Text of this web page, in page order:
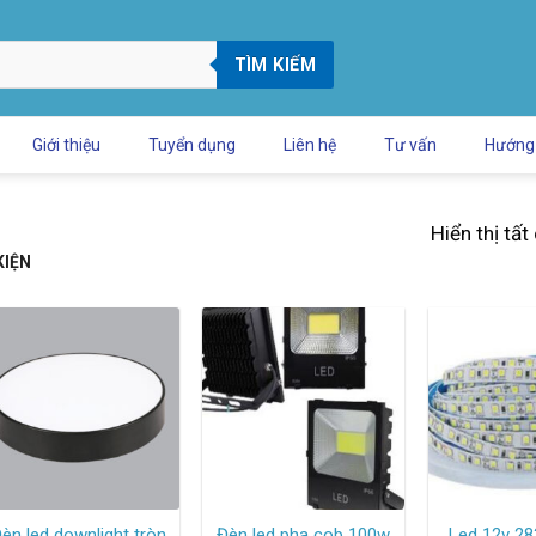
TÌM KIẾM
Giới thiệu Tuyển dụng Liên hệ Tư vấn
Hiển thị tất